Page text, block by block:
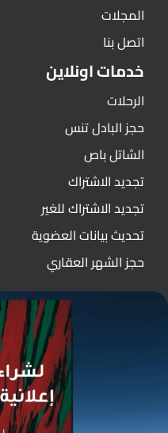
المجلات
اتصل بنا
خدمات اونلاين
الرحلات
حجز البادل تنس
الشاتل باص
تجديد الاشتراك
تجديد الاشتراك للغير
تحديث بيانات العضوية
حجز الشهر العقاري